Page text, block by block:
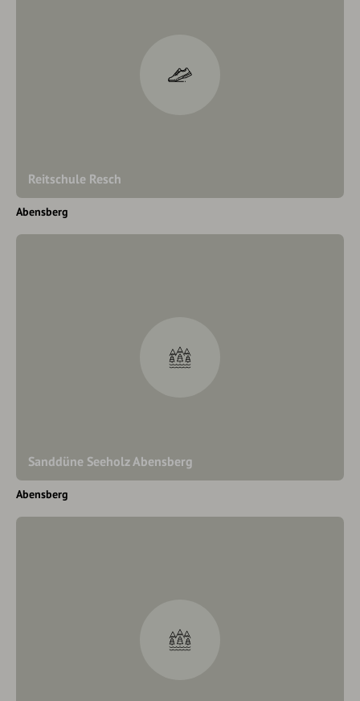
Reitschule Resch
Abensberg
Sanddüne Seeholz Abensberg
Abensberg